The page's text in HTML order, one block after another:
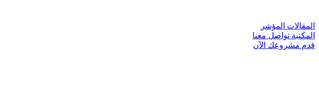
المقالات المؤشر
المكتبة تواصل معنا
قدم مشروعك الآن